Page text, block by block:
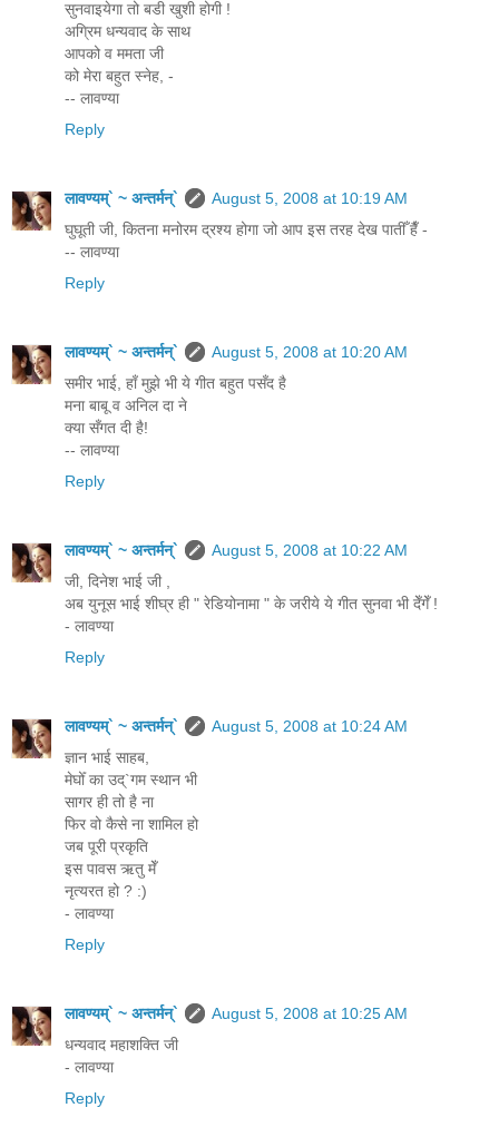
सुनवाइयेगा तो बडी खुशी होगी !
अग्रिम धन्यवाद के साथ
आपको व ममता जी
को मेरा बहुत स्नेह, -
-- लावण्या
Reply
लावण्यम्` ~ अन्तर्मन्`
August 5, 2008 at 10:19 AM
घुघूती जी, कितना मनोरम द्रश्य होगा जो आप इस तरह देख पातीँ हैँ -
-- लावण्या
Reply
लावण्यम्` ~ अन्तर्मन्`
August 5, 2008 at 10:20 AM
समीर भाई, हाँ मुझे भी ये गीत बहुत पसँद है
मना बाबू व अनिल दा ने
क्या सँगत दी है!
-- लावण्या
Reply
लावण्यम्` ~ अन्तर्मन्`
August 5, 2008 at 10:22 AM
जी, दिनेश भाई जी ,
अब युनूस भाई शीघ्र ही " रेडियोनामा " के जरीये ये गीत सुनवा भी देँगेँ !
- लावण्या
Reply
लावण्यम्` ~ अन्तर्मन्`
August 5, 2008 at 10:24 AM
ज्ञान भाई साहब,
मेघोँ का उद्`गम स्थान भी
सागर ही तो है ना
फिर वो कैसे ना शामिल हो
जब पूरी प्रकृति
इस पावस ऋतु मेँ
नृत्यरत हो ? :)
- लावण्या
Reply
लावण्यम्` ~ अन्तर्मन्`
August 5, 2008 at 10:25 AM
धन्यवाद महाशक्ति जी
- लावण्या
Reply